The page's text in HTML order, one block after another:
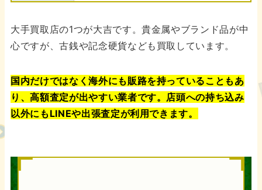
大手買取店の1つが大吉です。貴金属やブランド品が中
心ですが、古銭や記念硬貨なども買取しています。
国内だけではなく海外にも販路を持っていることもあ
り、高額査定が出やすい業者です。店頭への持ち込み
以外にもLINEや出張査定が利用できます。